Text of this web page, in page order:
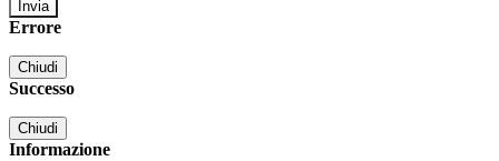
Errore
Chiudi
Successo
Chiudi
Informazione